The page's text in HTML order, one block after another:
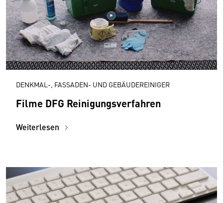
DENKMAL-, FASSADEN- UND GEBÄUDEREINIGER
Filme DFG Reinigungsverfahren
Weiterlesen